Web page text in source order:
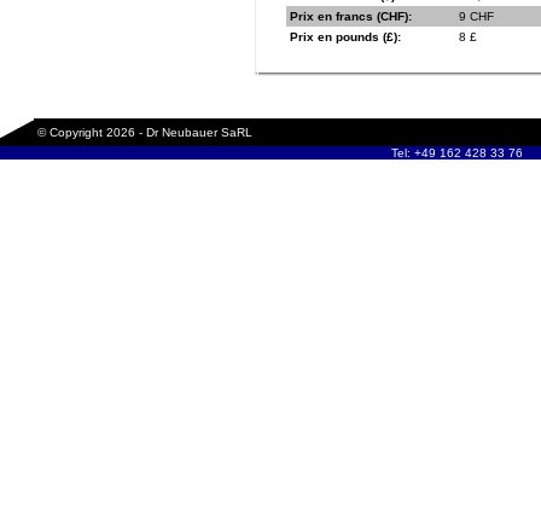
Prix en francs (CHF):
9 CHF
Prix en pounds (£):
8 £
© Copyright 2026 - Dr Neubauer SaRL
Tel: +49 162 428 33 76